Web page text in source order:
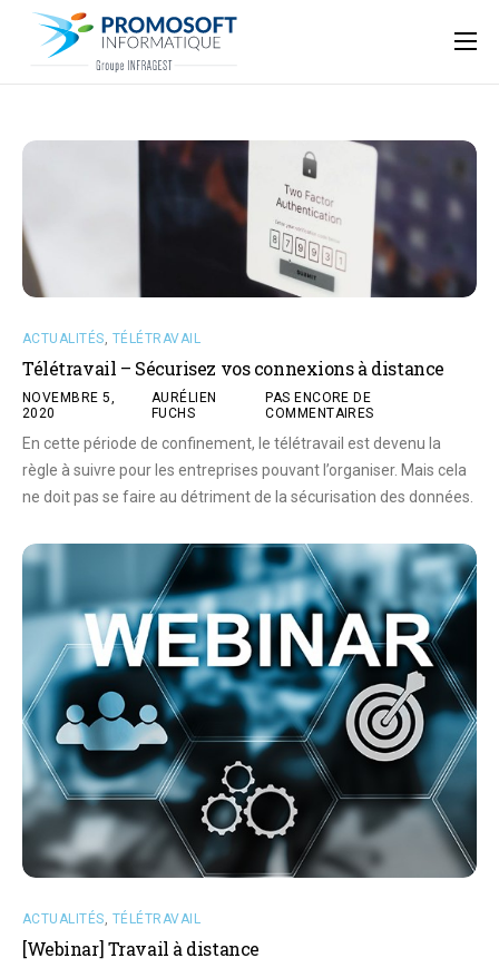
Qui sommes-nous ?
ACTUALITÉS, TÉLÉTRAVAIL
Télétravail – Sécurisez vos connexions à distance
NOVEMBRE 5,
2020
AURÉLIEN
FUCHS
PAS ENCORE DE
COMMENTAIRES
En cette période de confinement, le télétravail est devenu la
règle à suivre pour les entreprises pouvant l’organiser. Mais cela
ne doit pas se faire au détriment de la sécurisation des données.
ACTUALITÉS TÉLÉTRAVAIL
[Webinar] Travail à distance